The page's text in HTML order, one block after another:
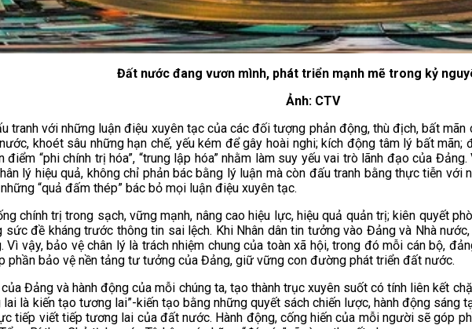
Đất nước đang vươn mình, phát triển mạnh mẽ trong kỷ
Ảnh: CTV
tranh với những luận điệu xuyên tạc của các đối tượng phản động, thù địch, bất
khoét sâu những hạn chế, yếu kém để gây hoài nghi; kích động tâm lý bất
“phi chính trị hóa”, “trung lập hóa” nhằm làm suy yếu vai trò lãnh đạo của
lý hiệu quả, không chỉ phản bác bằng lý luận mà còn đấu tranh bằng thực tiễn
“quả đấm thép” bác bỏ mọi luận điệu xuyên tạc.
chính trị trong sạch, vững mạnh, nâng cao hiệu lực, hiệu quả quản trị; kiên quyết
đề kháng trước thông tin sai lệch. Khi Nhân dân tin tưởng vào Đảng và Nhà
vậy, bảo vệ chân lý là trách nhiệm chung của toàn xã hội, trong đó mỗi cán bộ,
phần bảo vệ nền tảng tư tưởng của Đảng, giữ vững con đường phát triển đất nước.
Đảng và hành động của mỗi chúng ta, tạo thành trục xuyên suốt có tính liên kết
là kiến tạo tương lai”-kiến tạo bằng những quyết sách chiến lược, hành động sáng
tiếp viết tiếp tương lai của đất nước. Hành động, cống hiến của mỗi người sẽ góp